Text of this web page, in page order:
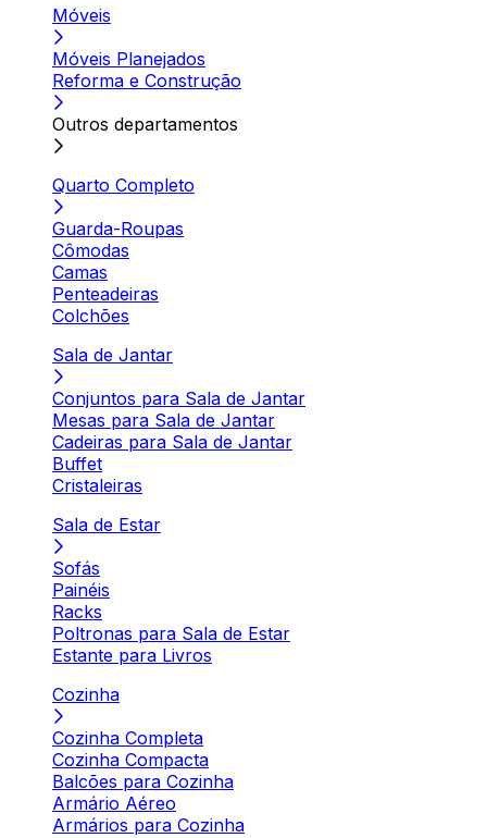
Móveis
Móveis Planejados
Reforma e Construção
Outros departamentos
Quarto Completo
Guarda-Roupas
Cômodas
Camas
Penteadeiras
Colchões
Sala de Jantar
Conjuntos para Sala de Jantar
Mesas para Sala de Jantar
Cadeiras para Sala de Jantar
Buffet
Cristaleiras
Sala de Estar
Sofás
Painéis
Racks
Poltronas para Sala de Estar
Estante para Livros
Cozinha
Cozinha Completa
Cozinha Compacta
Balcões para Cozinha
Armário Aéreo
Armários para Cozinha